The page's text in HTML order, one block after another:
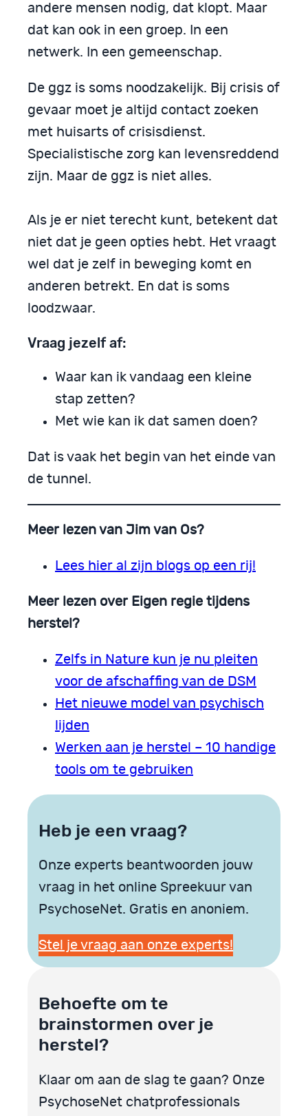
andere mensen nodig, dat klopt. Maar
dat kan ook in een groep. In een
netwerk. In een gemeenschap.
De ggz is soms noodzakelijk. Bij crisis of
gevaar moet je altijd contact zoeken
met huisarts of crisisdienst.
Specialistische zorg kan levensreddend
zijn. Maar de ggz is niet alles.
Als je er niet terecht kunt, betekent dat
niet dat je geen opties hebt. Het vraagt
wel dat je zelf in beweging komt en
anderen betrekt. En dat is soms
loodzwaar.
Vraag jezelf af:
Waar kan ik vandaag een kleine
stap zetten?
Met wie kan ik dat samen doen?
Dat is vaak het begin van het einde van
de tunnel.
Meer lezen van Jim van Os?
Lees hier al zijn blogs op een rij!
Meer lezen over Eigen regie tijdens
herstel?
Zelfs in Nature kun je nu pleiten
voor de afschaffing van de DSM
Het nieuwe model van psychisch
lijden
Werken aan je herstel – 10 handige
tools om te gebruiken
Heb je een vraag?
Onze experts beantwoorden jouw
vraag in het online Spreekuur van
PsychoseNet. Gratis en anoniem.
Stel je vraag aan onze experts!
Behoefte om te
brainstormen over je
herstel?
Klaar om aan de slag te gaan? Onze
PsychoseNet chatprofessionals